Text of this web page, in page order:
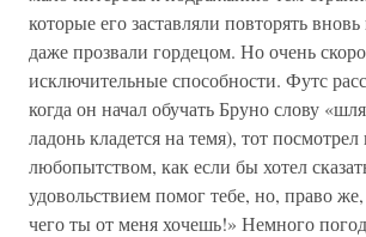
которые его заставляли повторять
даже прозвали гордецом. Но очень
исключительные способности. Футс
когда он начал обучать Бруно слову
ладонь кладется на темя), тот
любопытством, как если бы хотел
удовольствием помог тебе, но, право
чего ты от меня хочешь!» Немного